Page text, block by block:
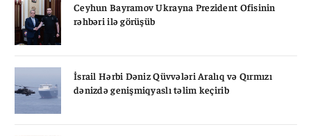
Ceyhun Bayramov Ukrayna Prezident Ofisinin
rəhbəri ilə görüşüb
İsrail Hərbi Dəniz Qüvvələri Aralıq və Qırmızı
dənizdə genişmiqyaslı təlim keçirib